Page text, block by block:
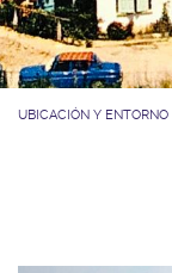
UBICACIÓN Y ENTORNO